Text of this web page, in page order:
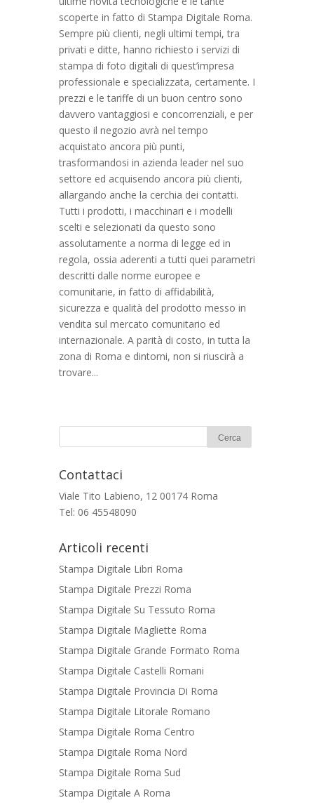
scoperte in fatto di Stampa Digitale Roma.
Sempre più clienti, negli ultimi tempi, tra
privati e ditte, hanno richiesto i servizi di
stampa di foto digitali di quest’impresa
professionale e specializzata, certamente. I
prezzi e le tariffe di un buon centro sono
davvero vantaggiosi e concorrenziali, e per
questo il negozio avrà nel tempo
acquistato ancora più punti,
trasformandosi in azienda leader nel suo
settore ed acquisendo ancora più clienti,
allargando anche la cerchia dei contatti.
Tutti i prodotti, i macchinari e i modelli
scelti e selezionati da questo sono
assolutamente a norma di legge ed in
regola, ossia aderenti a tutti quei parametri
descritti dalle norme europee e
comunitarie, in fatto di affidabilità,
sicurezza e qualità del prodotto messo in
vendita sul mercato comunitario ed
internazionale. A parità di costo, in tutta la
zona di Roma e dintorni, non si riuscirà a
trovare...
Contattaci
Viale Tito Labieno, 12 00174 Roma
Tel: 06 45548090
Articoli recenti
Stampa Digitale Libri Roma
Stampa Digitale Prezzi Roma
Stampa Digitale Su Tessuto Roma
Stampa Digitale Magliette Roma
Stampa Digitale Grande Formato Roma
Stampa Digitale Castelli Romani
Stampa Digitale Provincia Di Roma
Stampa Digitale Litorale Romano
Stampa Digitale Roma Centro
Stampa Digitale Roma Nord
Stampa Digitale Roma Sud
Stampa Digitale A Roma